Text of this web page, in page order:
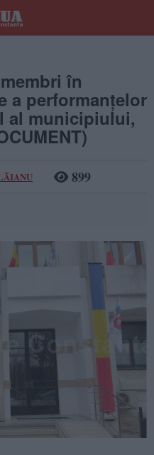
în
a performanțelor
al municipiului,
899